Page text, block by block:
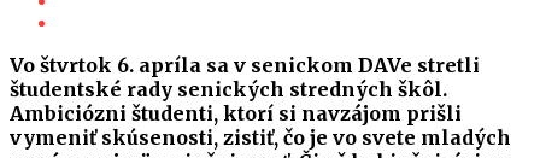
Vo štvrtok 6. apríla sa v senickom DAVe stretli
študentské rady senických stredných škôl.
Ambiciózni študenti, ktorí si navzájom prišli
vymeniť skúsenosti, zistiť, čo je vo svete mladých